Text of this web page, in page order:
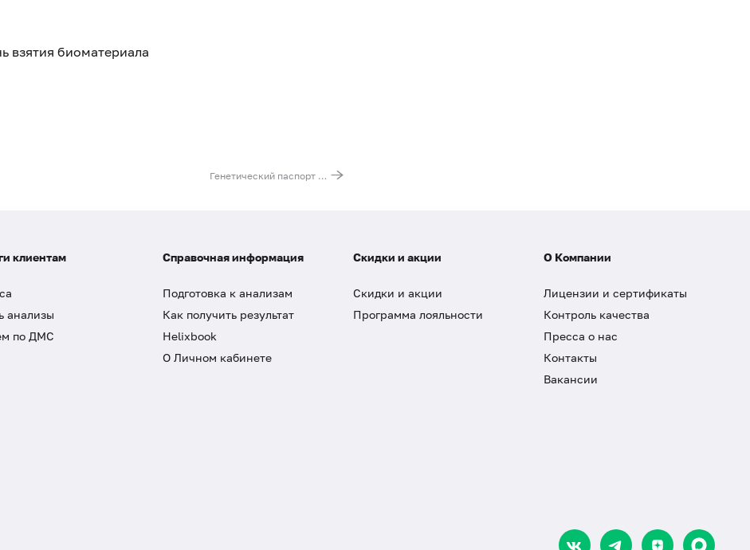
взятия биоматериала
Генетический паспорт «Экспертный подход к здоровью (55 генов)»
клиентам
анализы
по ДМС
Справочная информация
Подготовка к анализам
Как получить результат
Helixbook
О Личном кабинете
Скидки и акции
Скидки и акции
Программа лояльности
О Компании
Лицензии и сертификаты
Контроль качества
Пресса о нас
Контакты
Вакансии